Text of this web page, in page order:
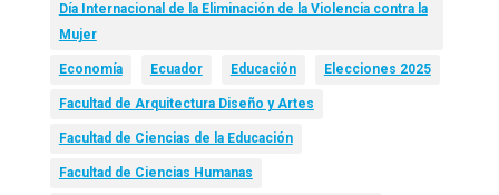
Día Internacional de la Eliminación de la Violencia contra la
Mujer
Economía Ecuador Educación Elecciones 2025
Facultad de Arquitectura Diseño y Artes
Facultad de Ciencias de la Educación
Facultad de Ciencias Humanas